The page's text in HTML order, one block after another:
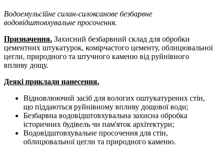
Водоемульсійне силан-силоксанове безбарвне
водовідштовхувальне просочення.
Призначення. Захисний безбарвний склад для обробки
цементних штукатурок, комірчастого цементу, облицювальної
цегли, природного та штучного каменю від руйнівного
впливу дощу.
Деякі приклади нанесення.
Відновлюючий засіб для вологих оштукатурених стін,
що піддаються руйнівному впливу дощової води;
Безбарвна водовідштовхувальна захисна обробка
історичних будівель чи пам'яток архітектури;
Водовідштовхувальне просочення для стін,
облицювальної цегли та природного каменю.